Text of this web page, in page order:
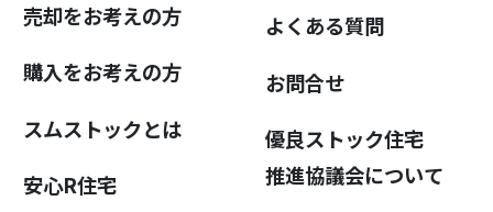
売却をお考えの方
購入をお考えの方
スムストックとは
安心R住宅
よくある質問
お問合せ
優良ストック住宅
推進協議会について